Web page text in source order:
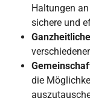
Haltungen
sichere und
die